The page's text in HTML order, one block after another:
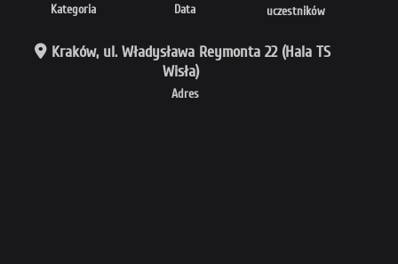
Kategoria Data
uczestników
Adres
Kraków, ul. Władysława Reymonta 22 (Hala TS
Wisła)